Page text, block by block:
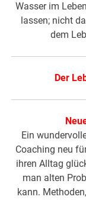
Wasser im
lassen; nicht
dem
Der
Ein
Coaching neu
ihren Alltag
man alten
kann.